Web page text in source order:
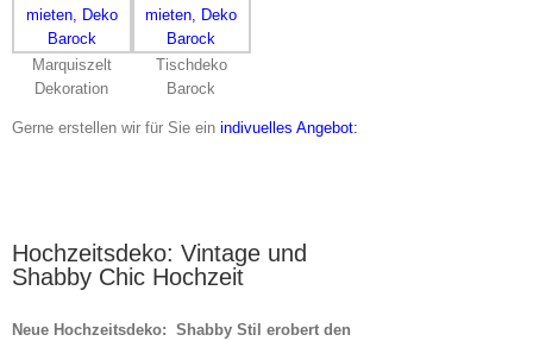
Marquiszelt
Dekoration
Tischdeko
Barock
Gerne erstellen wir für Sie ein indivuelles Angebot:
Hochzeitsdeko: Vintage und
Shabby Chic Hochzeit
Neue Hochzeitsdeko: Shabby Stil erobert den